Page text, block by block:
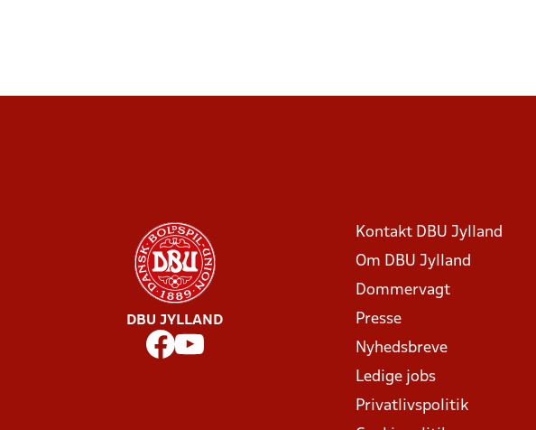
DBU JYLLAND
Kontakt DBU Jylland
Om DBU Jylland
Dommervagt
Presse
Nyhedsbreve
Ledige jobs
Privatlivspolitik